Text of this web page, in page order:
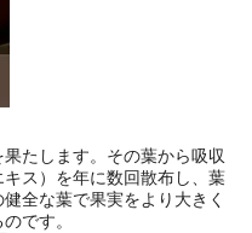
たします。その葉から吸収
ス）を年に数回散布し、葉
全な葉で果実をより大きく
です。